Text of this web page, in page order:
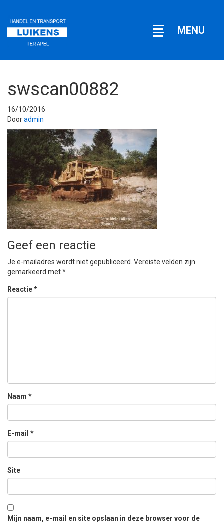
Open
MENU
swscan00882
16/10/2016
Dooradmin
Geef een reactie
Je e-mailadres wordt niet gepubliceerd. Vereiste velden zijn
gemarkeerd met*
Reactie*
Naam *
E-mail *
Site
Mijn naam, e-mail en site opslaan in deze browser voor de